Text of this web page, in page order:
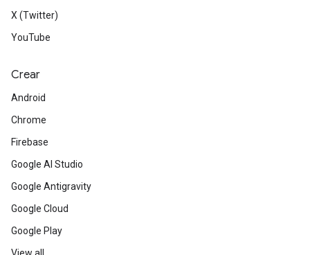
X (Twitter)
YouTube
Crear
Android
Chrome
Firebase
Google AI Studio
Google Antigravity
Google Cloud
Google Play